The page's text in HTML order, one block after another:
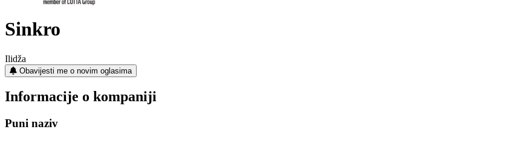
Sinkro
Ilidža
Obavijesti me o novim oglasima
Informacije o kompaniji
Puni naziv